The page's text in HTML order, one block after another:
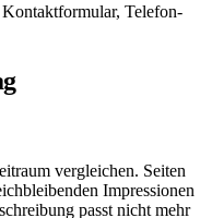
Telefon-
vergleichen. Seiten
Impressionen
passt nicht mehr